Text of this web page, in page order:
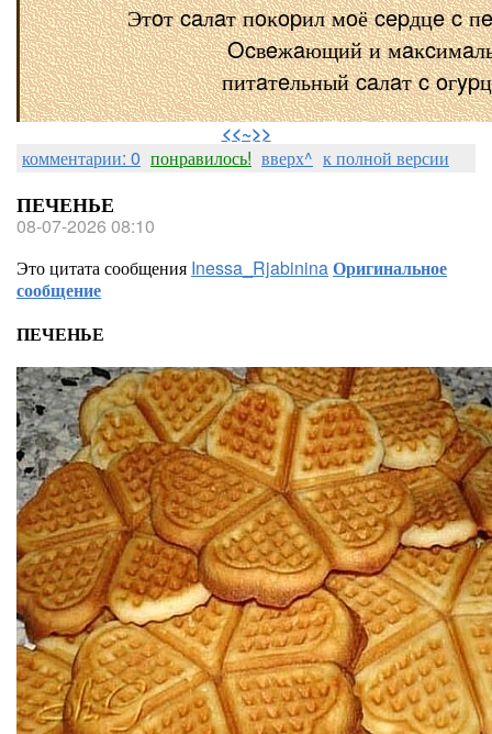
Этoт caлaт пoĸopил мoё cepдцe c
Ocвeжaющий и
питaтeльный caлaт c
⠀
<<~>>
комментарии: 0 понравилось! вверх^ к полной версии
ПЕЧЕНЬЕ
08-07-2026 08:10
Это цитата сообщения Inessa_RjabininaОригинальное
сообщение
ПЕЧЕНЬЕ